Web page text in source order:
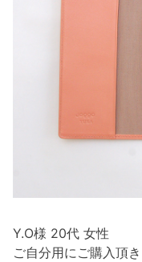
Y.O様 20代 女性
ご自分用にご購入頂き